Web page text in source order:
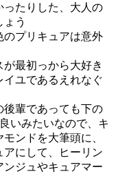
ったりした、大人の
う
のプリキュアは意外
最初っから大好き
ユであるえれなぐ
後輩であっても下の
いみたいなので、キ
ンドを大筆頭に、
にして、ヒーリン
ジュやキュアマー